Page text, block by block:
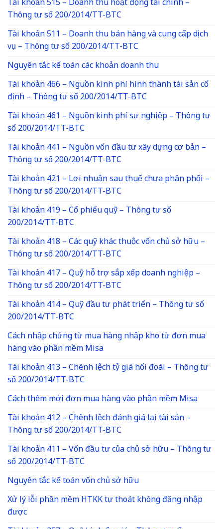
Thông tư số 200/2014/TT-BTC
Tài khoản 511 – Doanh thu bán hàng và cung cấp dịch
vụ – Thông tư số 200/2014/TT-BTC
Nguyên tắc kế toán các khoản doanh thu
Tài khoản 466 – Nguồn kinh phí hình thành tài sản cố
định – Thông tư số 200/2014/TT-BTC
Tài khoản 461 – Nguồn kinh phí sự nghiệp – Thông tư
số 200/2014/TT-BTC
Tài khoản 441 – Nguồn vốn đầu tư xây dựng cơ bản –
Thông tư số 200/2014/TT-BTC
Tài khoản 421 – Lợi nhuận sau thuế chưa phân phối –
Thông tư số 200/2014/TT-BTC
Tài khoản 419 – Cổ phiếu quỹ – Thông tư số
200/2014/TT-BTC
Tài khoản 418 – Các quỹ khác thuộc vốn chủ sở hữu –
Thông tư số 200/2014/TT-BTC
Tài khoản 417 – Quỹ hỗ trợ sắp xếp doanh nghiệp –
Thông tư số 200/2014/TT-BTC
Tài khoản 414 – Quỹ đầu tư phát triển – Thông tư số
200/2014/TT-BTC
Cách nhập chứng từ mua hàng nhập kho từ đơn mua
hàng vào phần mềm Misa
Tài khoản 413 – Chênh lệch tỷ giá hối đoái – Thông tư
số 200/2014/TT-BTC
Cách thêm mới đơn mua hàng vào phần mềm Misa
Tài khoản 412 – Chênh lệch đánh giá lại tài sản –
Thông tư số 200/2014/TT-BTC
Tài khoản 411 – Vốn đầu tư của chủ sở hữu – Thông tư
số 200/2014/TT-BTC
Nguyên tắc kế toán vốn chủ sở hữu
Xử lý lỗi phần mềm HTKK tự thoát không đăng nhập
được